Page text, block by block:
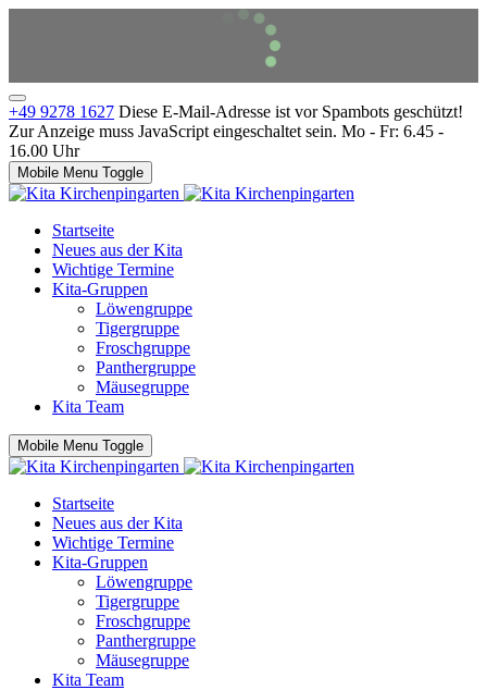
+49 9278 1627 Diese E-Mail-Adresse ist vor Spambots geschützt!
Zur Anzeige muss JavaScript eingeschaltet sein. Mo - Fr: 6.45 -
16.00 Uhr
Mobile Menu Toggle
Startseite
Neues aus der Kita
Wichtige Termine
Kita-Gruppen
Löwengruppe
Tigergruppe
Froschgruppe
Panthergruppe
Mäusegruppe
Kita Team
Mobile Menu Toggle
Startseite
Neues aus der Kita
Wichtige Termine
Kita-Gruppen
Löwengruppe
Tigergruppe
Froschgruppe
Panthergruppe
Mäusegruppe
Kita Team